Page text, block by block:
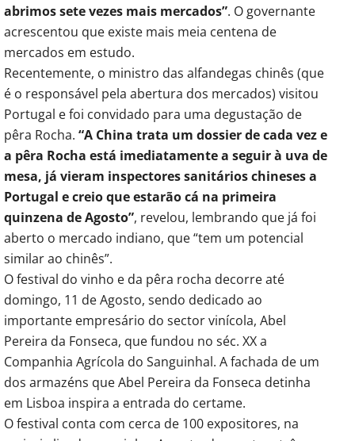
abrimos sete vezes mais mercados”. O governante
acrescentou que existe mais meia centena de
mercados em estudo.
Recentemente, o ministro das alfandegas chinês (que
é o responsável pela abertura dos mercados) visitou
Portugal e foi convidado para uma degustação de
pêra Rocha. “A China trata um dossier de cada vez e
a pêra Rocha está imediatamente a seguir à uva de
mesa, já vieram inspectores sanitários chineses a
Portugal e creio que estarão cá na primeira
quinzena de Agosto”, revelou, lembrando que já foi
aberto o mercado indiano, que “tem um potencial
similar ao chinês”.
O festival do vinho e da pêra rocha decorre até
domingo, 11 de Agosto, sendo dedicado ao
importante empresário do sector vinícola, Abel
Pereira da Fonseca, que fundou no séc. XX a
Companhia Agrícola do Sanguinhal. A fachada de um
dos armazéns que Abel Pereira da Fonseca detinha
em Lisboa inspira a entrada do certame.
O festival conta com cerca de 100 expositores, na